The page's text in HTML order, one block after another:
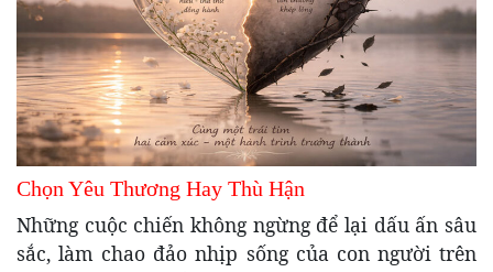
Chọn Yêu Thương Hay Thù Hận
Những cuộc chiến không ngừng để lại dấu ấn sâu
sắc, làm chao đảo nhịp sống của con người trên